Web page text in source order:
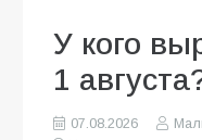
У кого
1
07.08.2026